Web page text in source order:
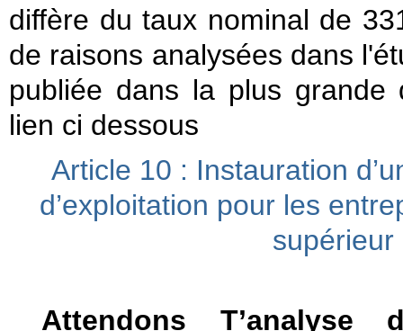
diffère du taux nominal de
de raisons analysées dans
publiée dans la plus grande
lien ci dessous
Article 10 : Instauration
d’exploitation pour les
Attendons